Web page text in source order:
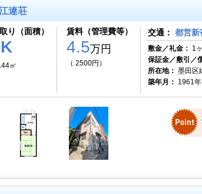
連荘
り（面積）
㎡
賃料（管理費等）
4.5万円
（ 2500円）
交通： 都営新
敷金／礼金： 1
保証金／敷引／
所在地： 墨田区
築年月： 1961年